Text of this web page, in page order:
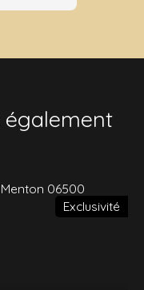
également
Exclusivité